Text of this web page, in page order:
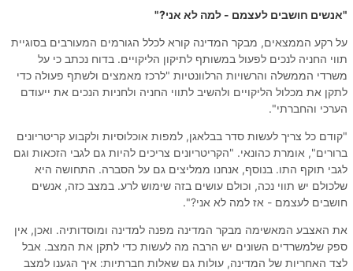
"אנשים חושבים לעצמם - למה לא אני?"
על רקע הממצאים, מבקר המדינה קורא לכלל הגורמים המעורבים בסוגיית
תווי החניה לנכים לפעול במשותף לתיקון הליקויים. בדוח נכתב כי על
משרדי הממשלה והרשויות הרלוונטיות "לרכז מאמצים ולשתף פעולה כדי
לתקן את מכלול הליקויים ולהשיב לתווי החניה ולחניות הנכים את ייעודם
הערכי והחברתי".
"קודם כל צריך לעשות סדר בבלאגן, למפות אוכלוסיות ולקבוע קריטריונים
ברורים", אומרת כהונאי. "הקריטריונים צריכים להיות גם לגבי הזכאות וגם
לגבי תוקף התו. בנוסף, אנחנו ממליצים גם על הסברה. התחושה היא
שלכולם יש תווי נכה, וכולם עושים בזה שימוש לרע. במצב כזה, אנשים
חושבים לעצמם - אז למה לא אני?".
את האצבע המאשימה מבקר המדינה מפנה למדינה ומוסדותיה. ואכן, אין
ספק שלמשרדים השונים יש הרבה מה לעשות כדי לתקן את המצב. אבל
לצד האחריות של המדינה, עולות גם שאלות חברתיות: איך הגענו למצב